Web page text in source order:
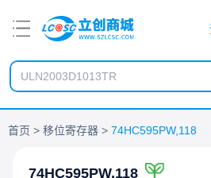
首页 移位寄存器 74HC595PW,118
74HC595PW,118